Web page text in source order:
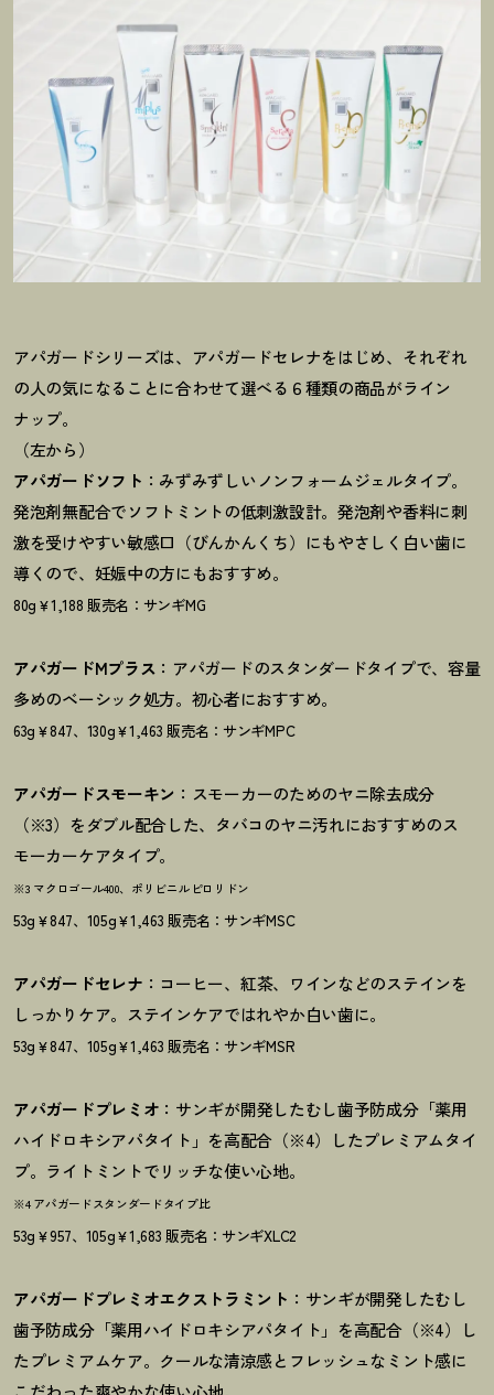
アパガードシリーズは、アパガードセレナをはじめ、それぞれ
の人の気になることに合わせて選べる６種類の商品がライン
ナップ。
（左から）
アパガードソフト ：みずみずしいノンフォームジェルタイプ。
発泡剤無配合でソフトミントの低刺激設計。発泡剤や香料に刺
激を受けやすい敏感口（びんかんくち）にもやさしく白い歯に
導くので、妊娠中の方にもおすすめ。
80g￥1,188 販売名：サンギMG
アパガードMプラス ：アパガードのスタンダードタイプで、容量
多めのベーシック処方。初心者におすすめ。
63g￥847、130g￥1,463 販売名：サンギMPC
アパガードスモーキン ：スモーカーのためのヤニ除去成分
（※3）をダブル配合した、タバコのヤニ汚れにおすすめのス
モーカーケアタイプ。
※3 マクロゴール400、ポリビニルピロリドン
53g￥847、105g￥1,463 販売名：サンギMSC
アパガードセレナ ：コーヒー、紅茶、ワインなどのステインを
しっかりケア。ステインケアではれやか白い歯に。
53g￥847、105g￥1,463 販売名：サンギMSR
アパガードプレミオ ：サンギが開発したむし歯予防成分「薬用
ハイドロキシアパタイト」を高配合（※4）したプレミアムタイ
プ。ライトミントでリッチな使い心地。
※4 アパガードスタンダードタイプ比
53g￥957、105g￥1,683 販売名：サンギXLC2
アパガードプレミオエクストラミント ：サンギが開発したむし
歯予防成分「薬用ハイドロキシアパタイト」を高配合（※4）し
たプレミアムケア。クールな清涼感とフレッシュなミント感に